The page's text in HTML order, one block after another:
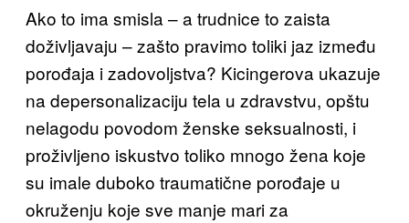
Ako to ima smisla – a trudnice to zaista
doživljavaju – zašto pravimo toliki jaz između
porođaja i zadovoljstva? Kicingerova ukazuje
na depersonalizaciju tela u zdravstvu, opštu
nelagodu povodom ženske seksualnosti, i
proživljeno iskustvo toliko mnogo žena koje
su imale duboko traumatične porođaje u
okruženju koje sve manje mari za